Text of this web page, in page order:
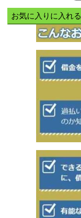
お気に入りに入れる